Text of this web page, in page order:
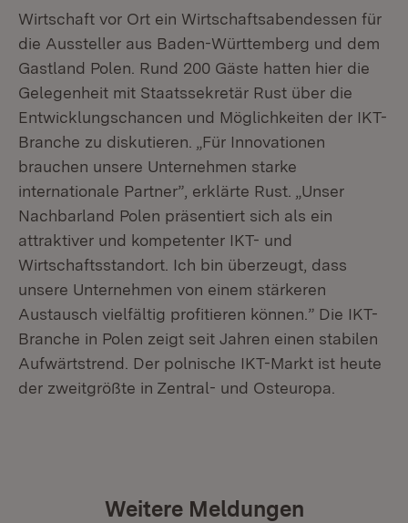
Wirtschaft vor Ort ein Wirtschaftsabendessen für
die Aussteller aus Baden-Württemberg und dem
Gastland Polen. Rund 200 Gäste hatten hier die
Gelegenheit mit Staatssekretär Rust über die
Entwicklungschancen und Möglichkeiten der IKT-
Branche zu diskutieren. „Für Innovationen
brauchen unsere Unternehmen starke
internationale Partner”, erklärte Rust. „Unser
Nachbarland Polen präsentiert sich als ein
attraktiver und kompetenter IKT- und
Wirtschaftsstandort. Ich bin überzeugt, dass
unsere Unternehmen von einem stärkeren
Austausch vielfältig profitieren können.” Die IKT-
Branche in Polen zeigt seit Jahren einen stabilen
Aufwärtstrend. Der polnische IKT-Markt ist heute
der zweitgrößte in Zentral- und Osteuropa.
Weitere Meldungen